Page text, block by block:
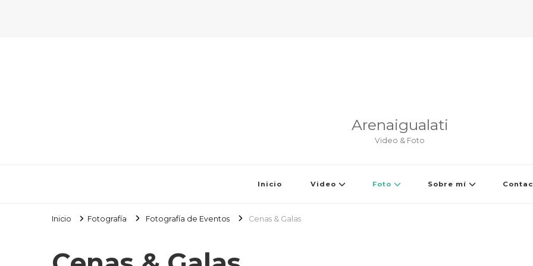
Arenaigualati
Video & Foto
Inicio Video Foto Sobre mí
Inicio Fotografía Fotografía de Eventos Cenas & Galas